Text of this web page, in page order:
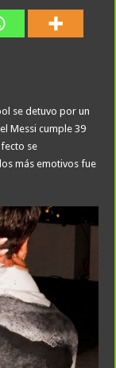
se detuvo por un
Messi cumple 39
se
más emotivos fue